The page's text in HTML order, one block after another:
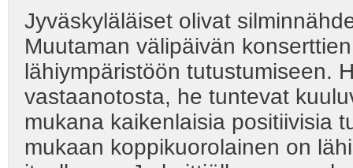
Jyväskyläläiset olivat
Muutaman välipäivän
lähiympäristöön tutustumiseen.
vastaanotosta, he tuntevat
mukana kaikenlaisia positiivisia
mukaan koppikuorolainen on